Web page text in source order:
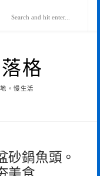
格
。慢生活
砂鍋魚頭。